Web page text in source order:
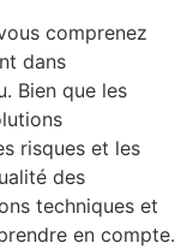
comprenez
dans
Bien que les
risques et les
des
techniques et
en compte.